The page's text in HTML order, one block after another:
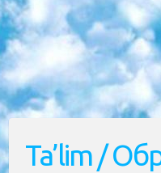
Ta’lim /